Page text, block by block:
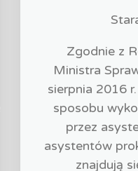
Zgodnie z
Ministra
sierpnia 2016
sposobu
przez
asystentów
znajdują